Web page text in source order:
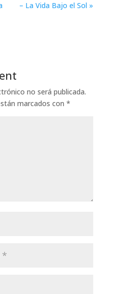
– La Vida Bajo el Sol »
no será publicada.
marcados con *